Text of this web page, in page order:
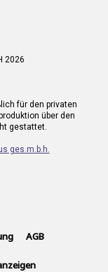
2026
für den privaten
über den
gestattet.
ges.m.b.h.
AGB